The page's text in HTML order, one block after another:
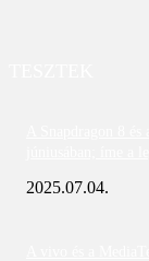
2025.07.04.